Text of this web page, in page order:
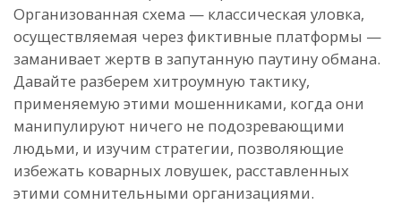
Организованная схема — классическая уловка,
осуществляемая через фиктивные платформы —
заманивает жертв в запутанную паутину обмана.
Давайте разберем хитроумную тактику,
применяемую этими мошенниками, когда они
манипулируют ничего не подозревающими
людьми, и изучим стратегии, позволяющие
избежать коварных ловушек, расставленных
этими сомнительными организациями.